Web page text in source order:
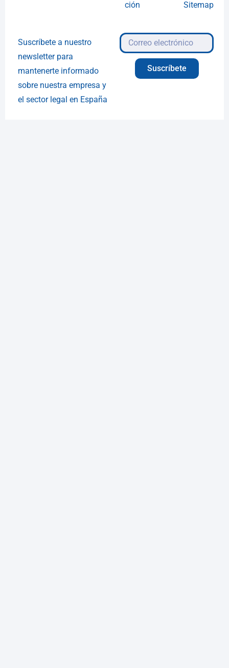
ción Sitemap
Suscríbete a nuestro
newsletter para
mantenerte informado
sobre nuestra empresa y
el sector legal en España
Suscríbete